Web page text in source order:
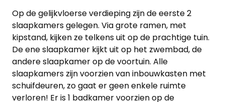
Op de gelijkvloerse verdieping zijn de eerste 2
slaapkamers gelegen. Via grote ramen, met
kipstand, kijken ze telkens uit op de prachtige tuin.
De ene slaapkamer kijkt uit op het zwembad, de
andere slaapkamer op de voortuin. Alle
slaapkamers zijn voorzien van inbouwkasten met
schuifdeuren, zo gaat er geen enkele ruimte
verloren! Er is 1 badkamer voorzien op de